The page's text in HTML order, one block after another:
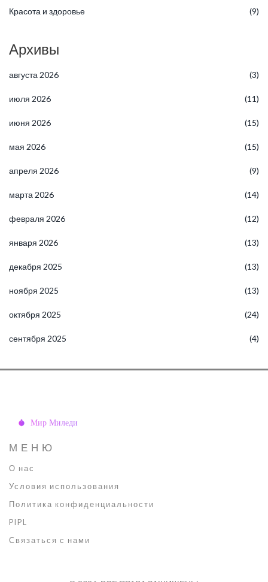
Красота и здоровье (9)
Архивы
августа 2026 (3)
июля 2026 (11)
июня 2026 (15)
мая 2026 (15)
апреля 2026 (9)
марта 2026 (14)
февраля 2026 (12)
января 2026 (13)
декабря 2025 (13)
ноября 2025 (13)
октября 2025 (24)
сентября 2025 (4)
МЕНЮ
О нас
Условия использования
Политика конфиденциальности
PIPL
Связаться с нами